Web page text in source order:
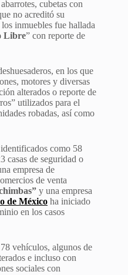
cubetas con
no acreditó su
inmuebles fue hallada
Libre” con reporte de
en los que
motores y diversas
alterados o reporte de
utilizados para el
robadas, así como
como 58
casas de seguridad o
empresa de
de venta
y una empresa
de México ha iniciado
en los casos
vehículos, algunos de
e incluso con
sociales con